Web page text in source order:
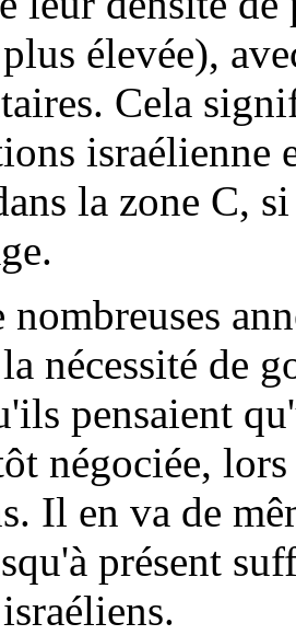
élevée),
Cela
israélienne
la zone C,
nombreuses
nécessité de
pensaient
négociée,
Il en va de
présent